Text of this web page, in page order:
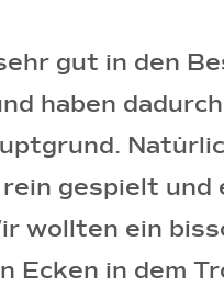
gut in den
haben
gespielt und
wollten ein
Ecken in dem